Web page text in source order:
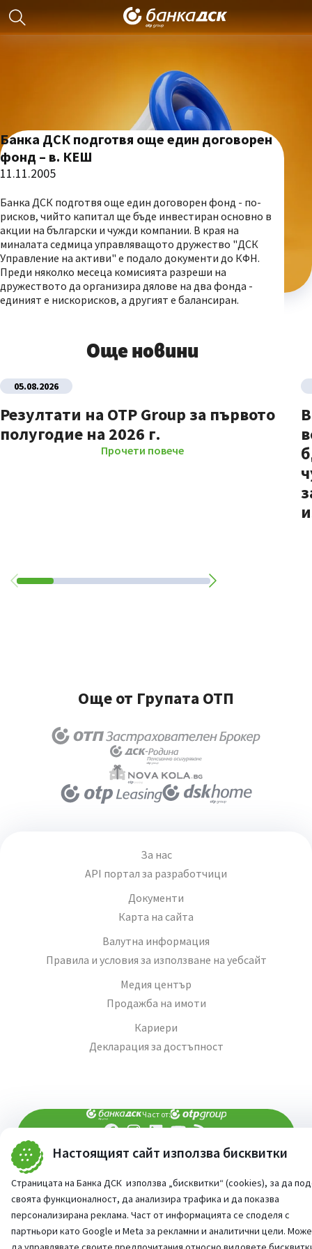
Настоящият сайт използва бисквитки
Страницата на Банка ДСК използва „бисквитки“ (cookies), за да
своята функционалност, да анализира трафика и да показва
персонализирана реклама. Част от информацията се споделя с
партньори като Google и Meta за рекламни и аналитични цели.
Банка ДСК подготвя още един договорен
фонд – в. КЕШ
11.11.2005
Банка ДСК подготвя още един договорен фонд - по-
рисков, чийто капитал ще бъде инвестиран основно в
акции на български и чужди компании. В края на
миналата седмица управляващото дружество "ДСК
Управление на активи" е подало документи до КФН.
Преди няколко месеца комисията разреши на
дружеството да организира дялове на два фонда -
единият е нискорисков, а другият е балансиран.
Още новини
05.08.2026
Резултати на OTP Group за първото
полугодие на 2026 г.
Прочети повече
Още от Групата ОТП
За нас
API портал за разработчици
Документи
Карта на сайта
Валутна информация
Правила и условия за използване на уебсайт
Медия център
Продажба на имоти
Кариери
Декларация за достъпност
Част от:
При въпроси - попитай AI асистента ни
©2026 Всички права запазени
Сайт от:StudioX